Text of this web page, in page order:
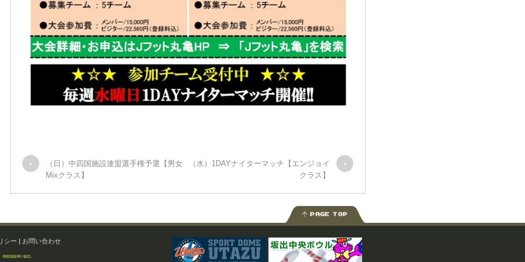
（日）中四国施設連盟選手権予選【男女
Mixクラス】
（水）1DAYナイターマッチ【エンジョイ
クラス】
シー | お問い合わせ